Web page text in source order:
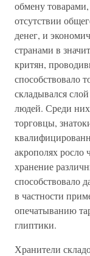
обмену
отсутствии
денег, и
странами в
критян,
способствовало
складывался
людей. Среди них
торговцы,
акрополях росло
хранение
способствовало
в частности
опечатыванию
глиптики.
Хранители